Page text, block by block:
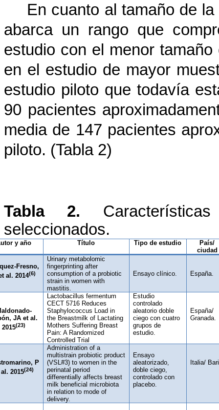
En cuanto al tamaño de
abarca un rango que
estudio con el menor
en el estudio de mayor
estudio piloto que todavía
90 pacientes
media de 147 pacientes
piloto. (Tabla 2)
Tabla 2.
seleccionados.
y año Título Tipo de estudio
País/
ciudad
Fresno,
al. 2014(6)
Urinary metabolomic
fingerprinting after
consumption of a probiotic
strain in women with
mastitis.
Ensayo clínico. España.
JA et al.
2015(23)
Lactobacillus fermentum
CECT 5716 Reduces
Staphylococcus Load in
the Breastmilk of Lactating
Mothers Suffering Breast
Pain: A Randomized
Controlled Trial
Estudio
controlado
aleatorio doble
ciego con cuatro
grupos de
estudio.
España/
Granada.
P
2015(24)
Administration of a
multistrain probiotic product
(VSL#3) to women in the
perinatal period
differentially affects breast
milk beneficial microbiota
in relation to mode of
delivery.
Ensayo
aleatorizado,
doble ciego,
controlado con
placebo.
Italia/